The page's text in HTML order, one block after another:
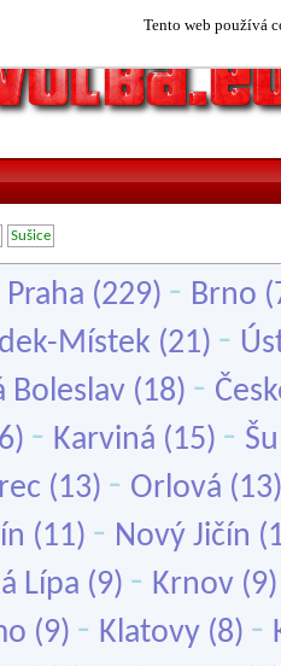
Tento web používá
Sušice
Praha (229) - Brno
Místek (21) -
Boleslav (18) -
- Karviná (15) -
(13) - Orlová
(11) - Nový Jičín
Lípa (9) - Krnov
(9) - Klatovy (8) -